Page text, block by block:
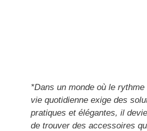
*Dans un monde où le
vie quotidienne exige des
pratiques et élégantes, il
de trouver des accessoires